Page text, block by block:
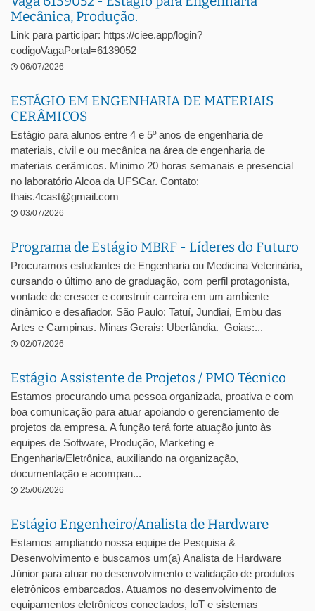
Mecânica, Produção.
Link para participar: https://ciee.app/login?
codigoVagaPortal=6139052
06/07/2026
ESTÁGIO EM ENGENHARIA DE MATERIAIS
CERÂMICOS
Estágio para alunos entre 4 e 5º anos de engenharia de
materiais, civil e ou mecânica na área de engenharia de
materiais cerâmicos. Mínimo 20 horas semanais e presencial
no laboratório Alcoa da UFSCar. Contato:
thais.4cast@gmail.com
03/07/2026
Programa de Estágio MBRF - Líderes do Futuro
Procuramos estudantes de Engenharia ou Medicina Veterinária,
cursando o último ano de graduação, com perfil protagonista,
vontade de crescer e construir carreira em um ambiente
dinâmico e desafiador. São Paulo: Tatuí, Jundiaí, Embu das
Artes e Campinas. Minas Gerais: Uberlândia. Goias:...
02/07/2026
Estágio Assistente de Projetos / PMO Técnico
Estamos procurando uma pessoa organizada, proativa e com
boa comunicação para atuar apoiando o gerenciamento de
projetos da empresa. A função terá forte atuação junto às
equipes de Software, Produção, Marketing e
Engenharia/Eletrônica, auxiliando na organização,
documentação e acompan...
25/06/2026
Estágio Engenheiro/Analista de Hardware
Estamos ampliando nossa equipe de Pesquisa &
Desenvolvimento e buscamos um(a) Analista de Hardware
Júnior para atuar no desenvolvimento e validação de produtos
eletrônicos embarcados. Atuamos no desenvolvimento de
equipamentos eletrônicos conectados, IoT e sistemas